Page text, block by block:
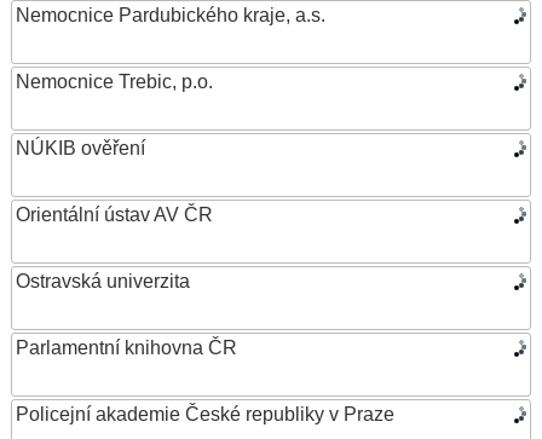
Nemocnice Pardubického kraje, a.s.
Nemocnice Trebic, p.o.
NÚKIB ověření
Orientální ústav AV ČR
Ostravská univerzita
Parlamentní knihovna ČR
Policejní akademie České republiky v Praze